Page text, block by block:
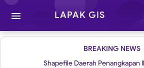
 LAPAK GIS
BREAKING NEWS
Shapefile Daerah Penangkapan Ikan